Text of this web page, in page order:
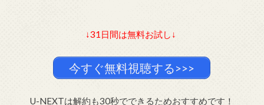
↓31日間は無料お試し↓
今すぐ無料視聴する>>>
U-NEXTは解約も30秒でできるためおすすめです！